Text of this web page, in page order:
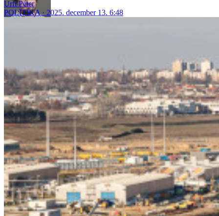
Urfi Péter
POLITIKA
2025. december 13. 6:48